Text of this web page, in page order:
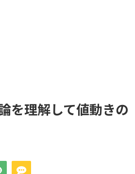
を理解して値動きの